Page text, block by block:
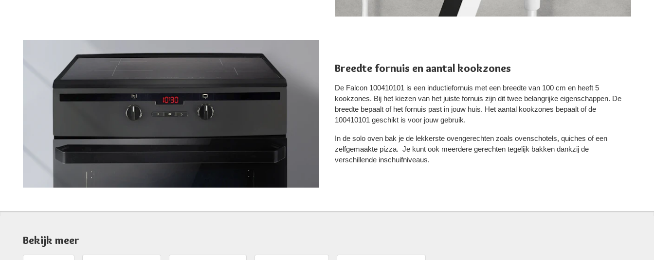
Breedte fornuis en aantal kookzones
De Falcon 100410101 is een inductiefornuis met een breedte van 100 cm en heeft 5
kookzones. Bij het kiezen van het juiste fornuis zijn dit twee belangrijke eigenschappen. De
breedte bepaalt of het fornuis past in jouw huis. Het aantal kookzones bepaalt of de
100410101 geschikt is voor jouw gebruik.
In de solo oven bak je de lekkerste ovengerechten zoals ovenschotels, quiches of een
zelfgemaakte pizza. Je kunt ook meerdere gerechten tegelijk bakken dankzij de
verschillende inschuifniveaus.
Bekijk meer